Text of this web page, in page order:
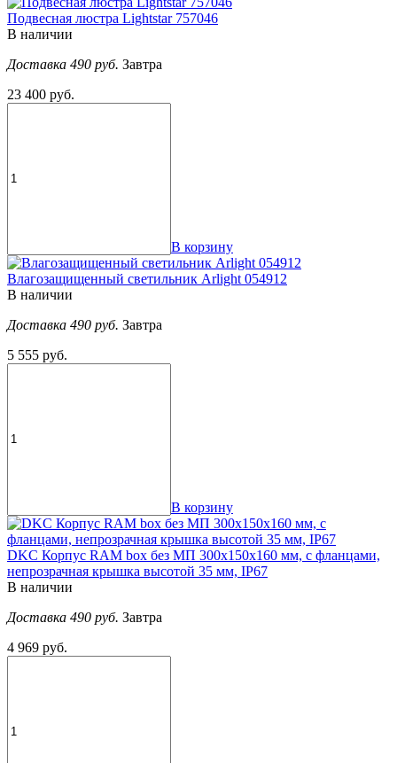
Подвесная люстра Lightstar 757046
В наличии
Доставка 490 руб. Завтра
23 400 руб.
В корзину
Влагозащищенный светильник Arlight 054912
В наличии
Доставка 490 руб. Завтра
5 555 руб.
В корзину
DKC Корпус RAM box без МП 300х150х160 мм, с фланцами,
непрозрачная крышка высотой 35 мм, IP67
В наличии
Доставка 490 руб. Завтра
4 969 руб.